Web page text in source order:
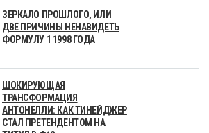
ЗЕРКАЛО ПРОШЛОГО, ИЛИ
ДВЕ ПРИЧИНЫ НЕНАВИДЕТЬ
ФОРМУЛУ 1 1998 ГОДА
ШОКИРУЮЩАЯ
ТРАНСФОРМАЦИЯ
АНТОНЕЛЛИ: КАК ТИНЕЙДЖЕР
СТАЛ ПРЕТЕНДЕНТОМ НА